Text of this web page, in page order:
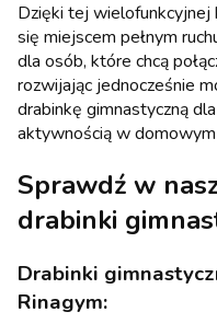
Dzięki tej wielofunkcyjnej
się miejscem pełnym
dla osób, które chcą
rozwijając jednocześnie
drabinkę gimnastyczną
aktywnością w domowym
Sprawdź w
drabinki
Drabinki
Rinagym: